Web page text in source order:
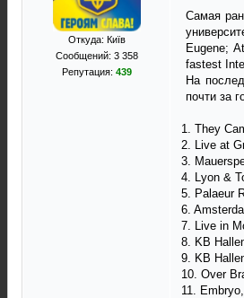
Откуда: Київ
Сообщений: 3 358
Репутация: 439
Самая
Eugene;
fastest
На
почти за
1. They
2. Live at
3.
4. Lyon &
5. Palaeur
6.
7. Live in
8. KB
9. KB
10. Over
11.